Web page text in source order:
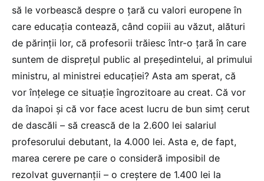
să le vorbească despre o țară cu valori europene în
care educația contează, când copiii au văzut, alături
de părinții lor, că profesorii trăiesc într-o țară în care
suntem de disprețul public al președintelui, al primului
ministru, al ministrei educației? Asta am sperat, că
vor înțelege ce situație îngrozitoare au creat. Că vor
da înapoi și că vor face acest lucru de bun simț cerut
de dascăli – să crească de la 2.600 lei salariul
profesorului debutant, la 4.000 lei. Asta e, de fapt,
marea cerere pe care o consideră imposibil de
rezolvat guvernanții – o creștere de 1.400 lei la